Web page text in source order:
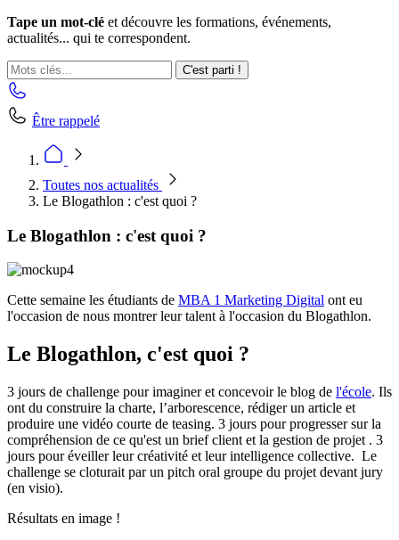
Tape un mot-clé et découvre les formations, événements,
actualités... qui te correspondent.
C'est parti !
Être rappelé
Toutes nos actualités
Le Blogathlon : c'est quoi ?
Le Blogathlon : c'est quoi ?
Cette semaine les étudiants de MBA 1 Marketing Digital ont eu
l'occasion de nous montrer leur talent à l'occasion du Blogathlon.
Le Blogathlon, c'est quoi ?
3 jours de challenge pour imaginer et concevoir le blog de l'école. Ils
ont du construire la charte, l’arborescence, rédiger un article et
produire une vidéo courte de teasing. 3 jours pour progresser sur la
compréhension de ce qu'est un brief client et la gestion de projet . 3
jours pour éveiller leur créativité et leur intelligence collective. Le
challenge se cloturait par un pitch oral groupe du projet devant jury
(en visio).
Résultats en image !